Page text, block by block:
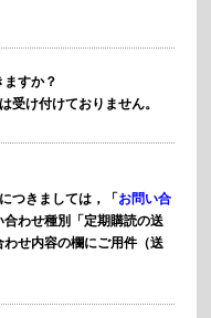
すか？
け付けておりません。
つきましては， 「 お問い合
わせ種別「定期購読の送
せ内容の欄にご用件（送